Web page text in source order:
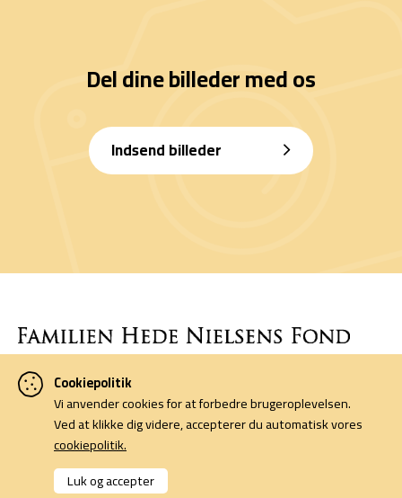
Del dine billeder med os
Indsend billeder
Denne side er finansieret af Familien Hede Nielsens Fond og drives
af foreningen Horsens Billeders Venner.
Cookiepolitik
Kontakt
Cookiepolitik
Vi anvender cookies for at forbedre brugeroplevelsen.
Ved at klikke dig videre, accepterer du automatisk vores
cookiepolitik.
Luk og accepter